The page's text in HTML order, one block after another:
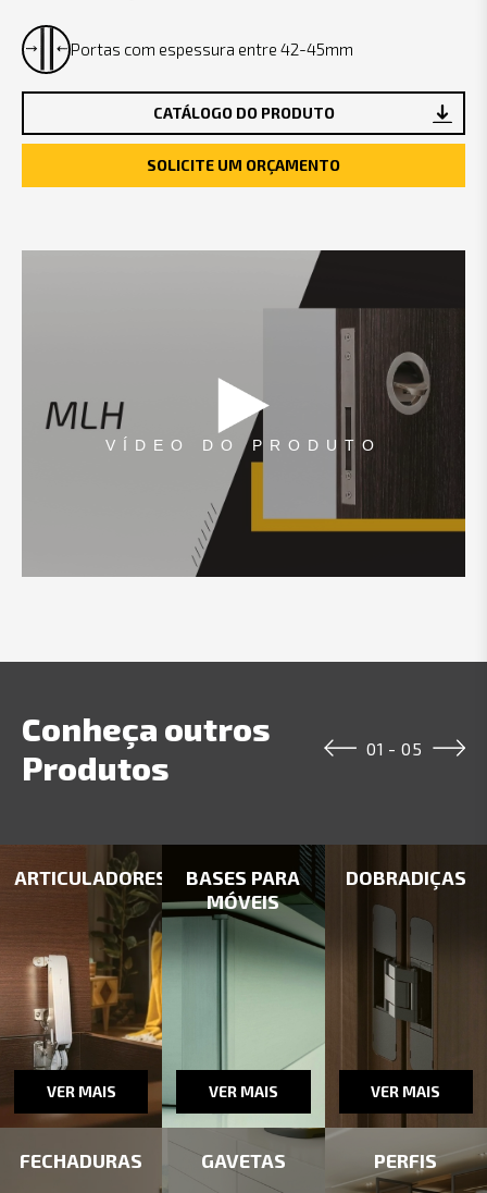
Portas com espessura entre 42-45mm
CATÁLOGO DO PRODUTO
SOLICITE UM ORÇAMENTO
VÍDEO DO PRODUTO
Conheça outros
Produtos
01 -05
ARTICULADORES
VER MAIS
BASES PARA
MÓVEIS
VER MAIS
DOBRADIÇAS
VER MAIS
FECHADURAS GAVETAS PERFIS